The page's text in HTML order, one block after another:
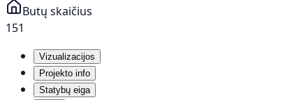
Butų skaičius
151
Vizualizacijos
Projekto info
Statybų eiga